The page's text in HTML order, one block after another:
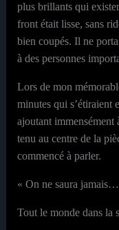
plus brillants qui
front était lisse, sans
bien coupés. Il ne
à des personnes
Lors de mon
minutes qui s’étiraient
ajoutant immensément
tenu au centre de la
commencé à parler.
« On ne saura
Tout le monde dans la